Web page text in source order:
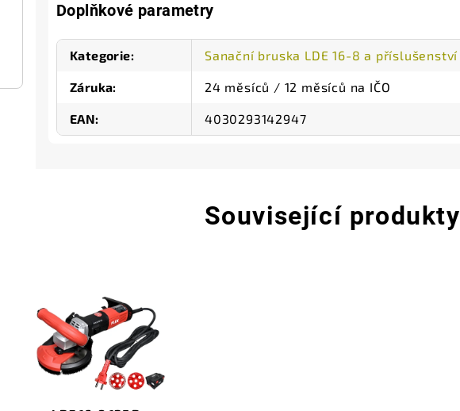
Doplňkové parametry
Kategorie: Sanační bruska LDE 16-8 a příslušenství
Záruka: 24 měsíců / 12 měsíců na IČO
EAN: 4030293142947
Související produkty